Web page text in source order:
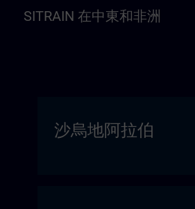
SITRAIN 在中東和非洲
沙烏地阿拉伯